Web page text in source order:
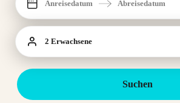
Anreisedatum Abreisedatum
2 Erwachsene
Suchen